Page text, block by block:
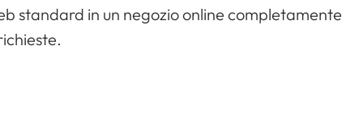
standard in un negozio online completamente